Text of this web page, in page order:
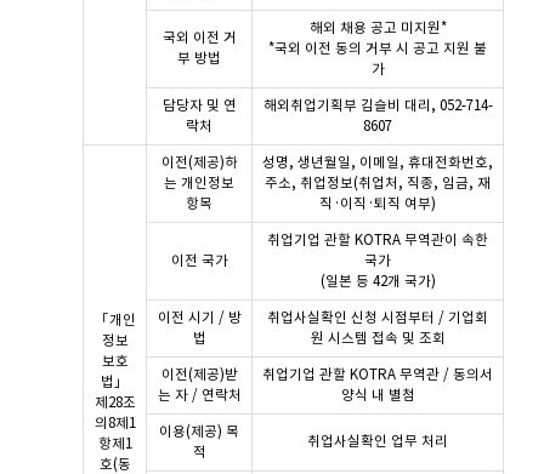
국외 이전 거
부 방법
해외 채용 공고 미지원*
*국외 이전 동의 거부 시 공고 지원 불
가
담당자 및 연
락처
해외취업기획부 김슬비 대리, 052-714-
8607
「개인
정보
보호
법」
제28조
의8제1
항제1
호(동
이전(제공)하
는 개인정보
항목
성명, 생년월일, 이메일, 휴대전화번호,
주소, 취업정보(취업처, 직종, 임금, 재
직·이직·퇴직 여부)
이전 국가
취업기업 관할 KOTRA 무역관이 속한
국가
(일본 등 42개 국가)
이전 시기 / 방
법
취업사실확인 신청 시점부터 / 기업회
원 시스템 접속 및 조회
이전(제공)받
는 자 / 연락처
취업기업 관할 KOTRA 무역관 / 동의서
양식 내 별첨
이용(제공) 목
적
취업사실확인 업무 처리